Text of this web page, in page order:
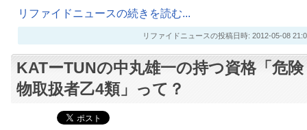
リファイドニュースの続きを読む...
リファイドニュースの投稿日時: 2012-05-08
KATーTUNの中丸雄一の持つ資格「危険
物取扱者乙4類」って？